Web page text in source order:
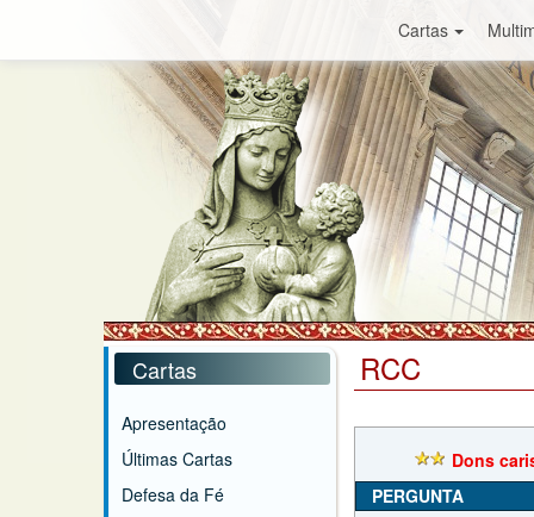
Cartas
Cartas
Apresentação
Últimas Cartas
Defesa da Fé
RCC
Dons
PERGUNTA